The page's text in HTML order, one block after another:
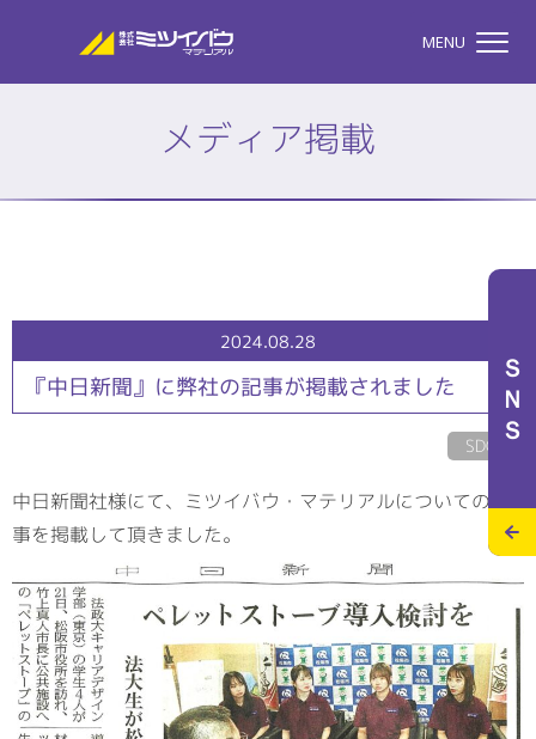
株式会社ミツイバウマテリア
MENU
特設サイト
施工実績 スタッフブログ
お問合せ 個人情報の保護
>
メディアポリシー
ＳＮＳ
メディア掲載
2024.08.28
『中日新聞』に弊社の記事が掲載されました
SDGs
中日新聞社様にて、ミツイバウ・マテリアルについての記
事を掲載して頂きました。